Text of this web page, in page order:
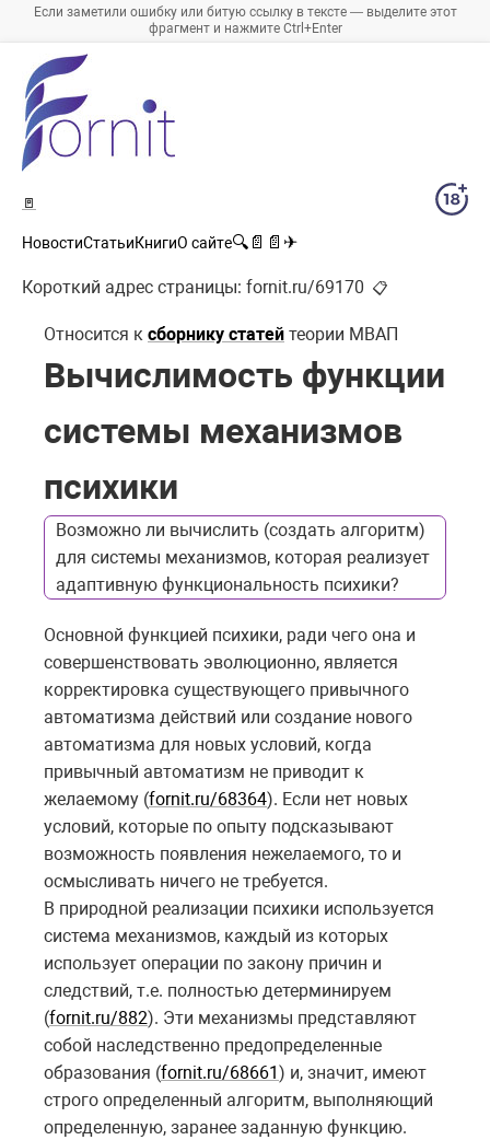
Если заметили ошибку или битую ссылку в тексте — выделите этот
фрагмент и нажмите Ctrl+Enter
🚪
НовостиСтатьиКнигиО сайте🔍 📄 📄 ✈
Короткий адрес страницы: fornit.ru/69170 📋
Относится к сборнику статей теории МВАП
Вычислимость функции
системы механизмов
психики
Возможно ли вычислить (создать алгоритм)
для системы механизмов, которая реализует
адаптивную функциональность психики?
Основной функцией психики, ради чего она и
совершенствовать эволюционно, является
корректировка существующего привычного
автоматизма действий или создание нового
автоматизма для новых условий, когда
привычный автоматизм не приводит к
желаемому (fornit.ru/68364). Если нет новых
условий, которые по опыту подсказывают
возможность появления нежелаемого, то и
осмысливать ничего не требуется.
В природной реализации психики используется
система механизмов, каждый из которых
использует операции по закону причин и
следствий, т.е. полностью детерминируем
(fornit.ru/882). Эти механизмы представляют
собой наследственно предопределенные
образования (fornit.ru/68661 ) и, значит, имеют
строго определенный алгоритм, выполняющий
определенную, заранее заданную функцию.